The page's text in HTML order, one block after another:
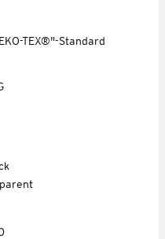
TEX®"-Standard